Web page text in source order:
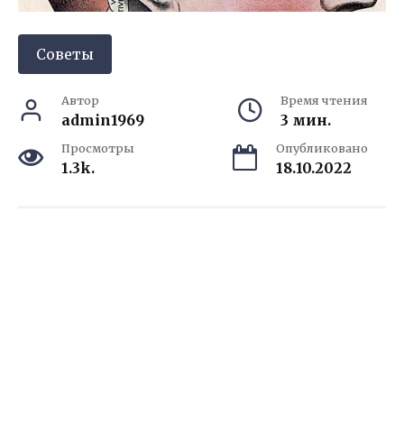
Советы
Автор
admin1969
Время чтения
3 мин.
Просмотры
1.3k.
Опубликовано
18.10.2022